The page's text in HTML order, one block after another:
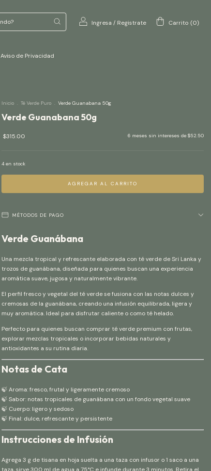
Ingresa / Registrate Carrito (0)
Aviso de Privacidad
Inicio . Té Verde Puro . Verde Guanabana 50g
Verde Guanabana 50g
$315.00 6 meses sin intereses de $52.50
4 en stock
MÉTODOS DE PAGO
Verde Guanábana
Una mezcla tropical y refrescante elaborada con té verde de Sri Lanka y
trozos de guanábana, diseñada para quienes buscan una experiencia
aromática suave, jugosa y naturalmente vibrante.
El perfil fresco y vegetal del té verde se fusiona con las notas dulces y
cremosas de la guanábana, creando una infusión equilibrada, ligera y
muy aromática. Ideal para disfrutar caliente o como té helado.
Perfecto para quienes buscan comprar té verde premium con frutas,
explorar mezclas tropicales o incorporar bebidas naturales y
antioxidantes a su rutina diaria.
Notas de Cata
🍃 Aroma: fresco, frutal y ligeramente cremoso
🍃 Sabor: notas tropicales de guanábana con un fondo vegetal suave
🍃 Cuerpo: ligero y sedoso
🍃 Final: dulce, refrescante y persistente
Instrucciones de Infusión
Agrega 3 g de tisana en hoja suelta a una taza con infusor o 1 saco a una